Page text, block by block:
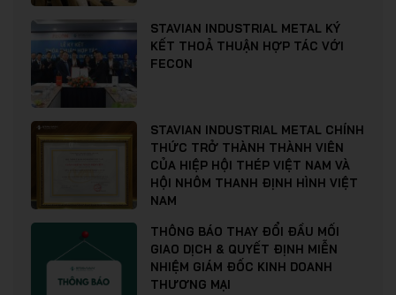
STAVIAN INDUSTRIAL METAL KÝ
KẾT THOẢ THUẬN HỢP TÁC VỚI
FECON
STAVIAN INDUSTRIAL METAL CHÍNH
THỨC TRỞ THÀNH THÀNH VIÊN
CỦA HIỆP HỘI THÉP VIỆT NAM VÀ
HỘI NHÔM THANH ĐỊNH HÌNH VIỆT
NAM
THÔNG BÁO THAY ĐỔI ĐẦU MỐI
GIAO DỊCH & QUYẾT ĐỊNH MIỄN
NHIỆM GIÁM ĐỐC KINH DOANH
THƯƠNG MẠI